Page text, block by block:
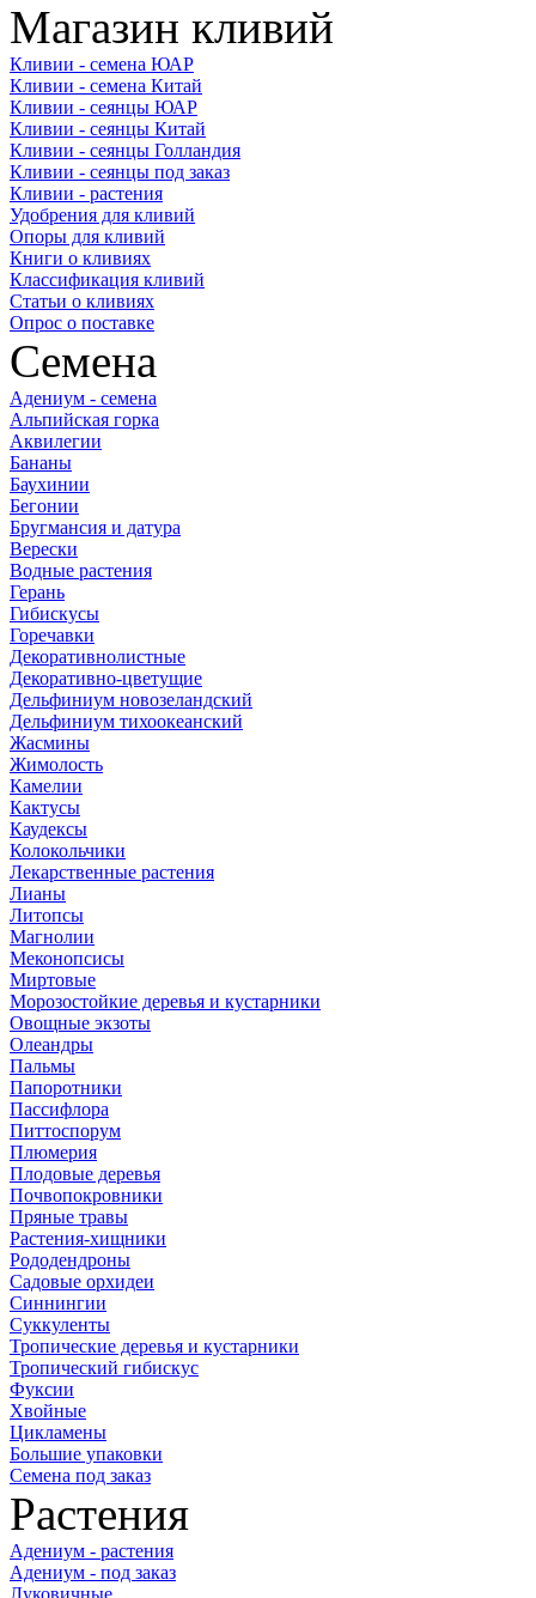
Магазин кливий
Кливии - семена ЮАР
Кливии - семена Китай
Кливии - сеянцы ЮАР
Кливии - сеянцы Китай
Кливии - сеянцы Голландия
Кливии - сеянцы под заказ
Кливии - растения
Удобрения для кливий
Опоры для кливий
Книги о кливиях
Классификация кливий
Статьи о кливиях
Опрос о поставке
Семена
Адениум - семена
Альпийская горка
Аквилегии
Бананы
Баухинии
Бегонии
Бругмансия и датура
Верески
Водные растения
Герань
Гибискусы
Горечавки
Декоративнолистные
Декоративно-цветущие
Дельфиниум новозеландский
Дельфиниум тихоокеанский
Жасмины
Жимолость
Камелии
Кактусы
Каудексы
Колокольчики
Лекарственные растения
Лианы
Литопсы
Магнолии
Меконопсисы
Миртовые
Морозостойкие деревья и кустарники
Овощные экзоты
Олеандры
Пальмы
Папоротники
Пассифлора
Питтоспорум
Плюмерия
Плодовые деревья
Почвопокровники
Пряные травы
Растения-хищники
Рододендроны
Садовые орхидеи
Синнингии
Суккуленты
Тропические деревья и кустарники
Тропический гибискус
Фуксии
Хвойные
Цикламены
Большие упаковки
Семена под заказ
Растения
Адениум - растения
Адениум - под заказ